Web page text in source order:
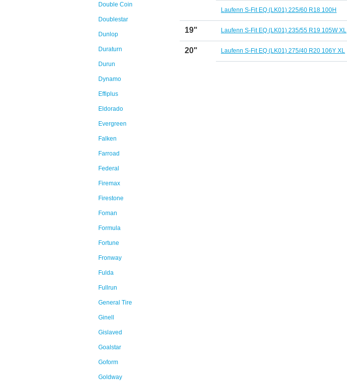
Double Coin
Doublestar
Dunlop
Duraturn
Durun
Dynamo
Effiplus
Eldorado
Evergreen
Falken
Farroad
Federal
Firemax
Firestone
Foman
Formula
Fortune
Fronway
Fulda
Fullrun
General Tire
Ginell
Gislaved
Goalstar
Goform
Goldway
Laufenn S-Fit EQ (LK01) 225/60 R18 100H
19" Laufenn S-Fit EQ (LK01) 235/55 R19 105W XL
20" Laufenn S-Fit EQ (LK01) 275/40 R20 106Y XL